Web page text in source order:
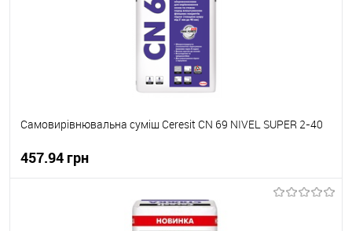
Самовирівнювальна суміш Ceresit CN 69 NIVEL SUPER 2-40
457.94 грн
В корзину